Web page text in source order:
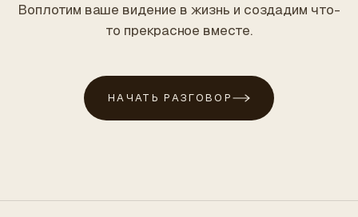
Воплотим ваше видение в жизнь и создадим что-
то прекрасное вместе.
НАЧАТЬ РАЗГОВОР